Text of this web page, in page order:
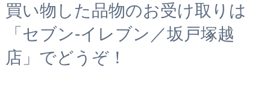
買い物した品物のお受け取りは
「セブン‐イレブン／坂戸塚越
店」でどうぞ！